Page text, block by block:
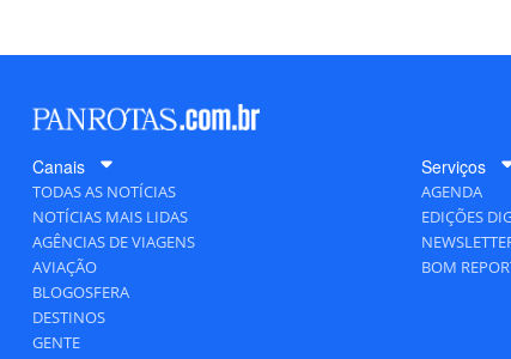
Canais
TODAS AS NOTÍCIAS
NOTÍCIAS MAIS LIDAS
AGÊNCIAS DE VIAGENS
AVIAÇÃO
BLOGOSFERA
DESTINOS
GENTE
Serviços
AGENDA
EDIÇÕES
BOM